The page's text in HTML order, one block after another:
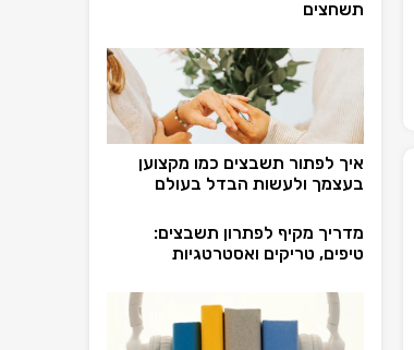
תשחצים
איך לפתור תשבצים כמו מקצוען
בעצמך ולעשות הבדל בעולם
מדריך מקיף לפתרון תשבצים:
טיפים, טריקים ואסטרטגיות